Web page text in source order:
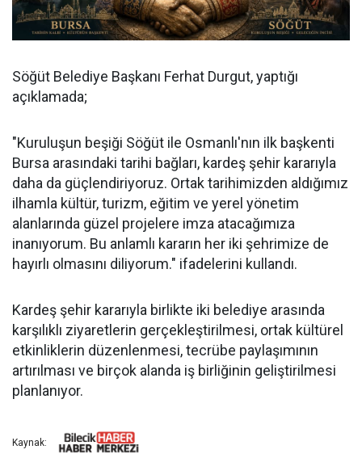
Söğüt Belediye Başkanı Ferhat Durgut, yaptığı
açıklamada;
"Kuruluşun beşiği Söğüt ile Osmanlı'nın ilk başkenti
Bursa arasındaki tarihi bağları, kardeş şehir kararıyla
daha da güçlendiriyoruz. Ortak tarihimizden aldığımız
ilhamla kültür, turizm, eğitim ve yerel yönetim
alanlarında güzel projelere imza atacağımıza
inanıyorum. Bu anlamlı kararın her iki şehrimize de
hayırlı olmasını diliyorum." ifadelerini kullandı.
Kardeş şehir kararıyla birlikte iki belediye arasında
karşılıklı ziyaretlerin gerçekleştirilmesi, ortak kültürel
etkinliklerin düzenlenmesi, tecrübe paylaşımının
artırılması ve birçok alanda iş birliğinin geliştirilmesi
planlanıyor.
Kaynak: